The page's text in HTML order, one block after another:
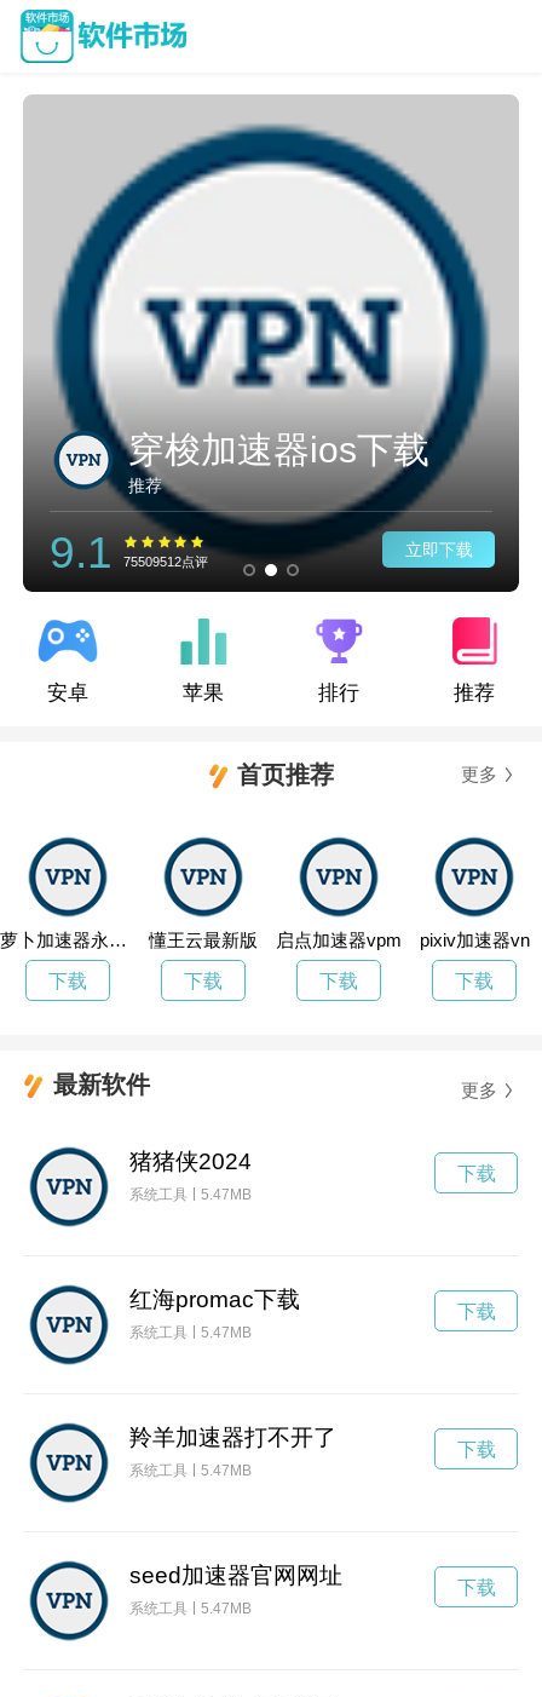
穿梭加速器ios下载
推荐
9.1 75509512点评
立即下载
安卓 苹果 排行 推荐
首页推荐 更多
萝卜加速器永久免费加速
下载
懂王云最新版
下载
启点加速器vpm
下载
pixiv加速器vn
下载
最新软件 更多
猪猪侠2024
系统工具 5.47MB
下载
红海promac下载
系统工具 5.47MB
下载
羚羊加速器打不开了
系统工具 5.47MB
下载
seed加速器官网网址
系统工具 5.47MB
下载